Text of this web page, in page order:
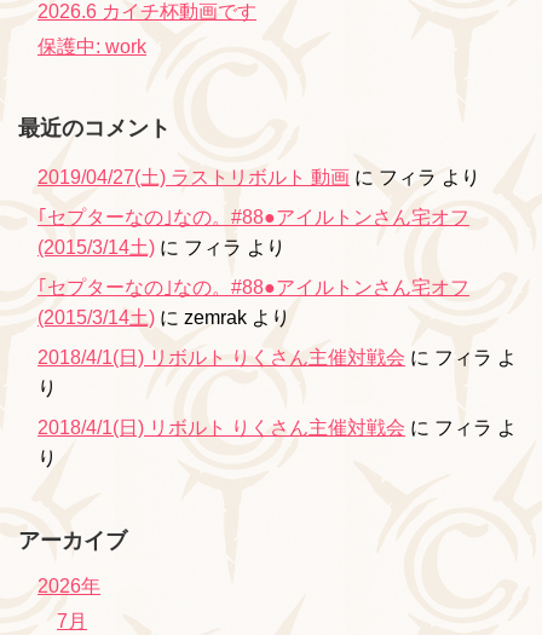
2026.6 カイチ杯動画です
保護中: work
最近のコメント
2019/04/27(土) ラストリボルト 動画 に フィラ より
｢セプターなの｣なの。#88●アイルトンさん宅オフ
(2015/3/14土) に フィラ より
｢セプターなの｣なの。#88●アイルトンさん宅オフ
(2015/3/14土) に zemrak より
2018/4/1(日) リボルト りくさん主催対戦会 に フィラ よ
り
2018/4/1(日) リボルト りくさん主催対戦会 に フィラ よ
り
アーカイブ
2026年
7月